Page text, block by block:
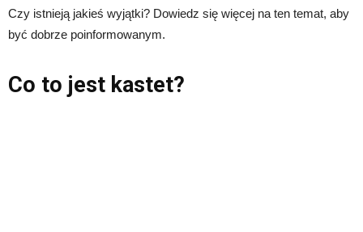
Czy istnieją jakieś wyjątki? Dowiedz się więcej na ten temat, aby
być dobrze poinformowanym.
Co to jest kastet?